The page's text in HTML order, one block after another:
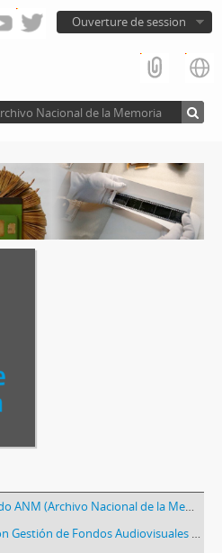
Ouverture de session
(Archivo Nacional de la Memoria)
de Fondos Audiovisuales del ANM